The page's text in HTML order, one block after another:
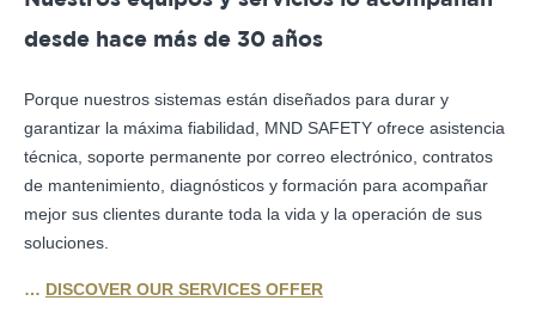
desde hace más de 30 años
Porque nuestros sistemas están diseñados para durar y
garantizar la máxima fiabilidad, MND SAFETY ofrece asistencia
técnica, soporte permanente por correo electrónico, contratos
de mantenimiento, diagnósticos y formación para acompañar
mejor sus clientes durante toda la vida y la operación de sus
soluciones.
… DISCOVER OUR SERVICES OFFER